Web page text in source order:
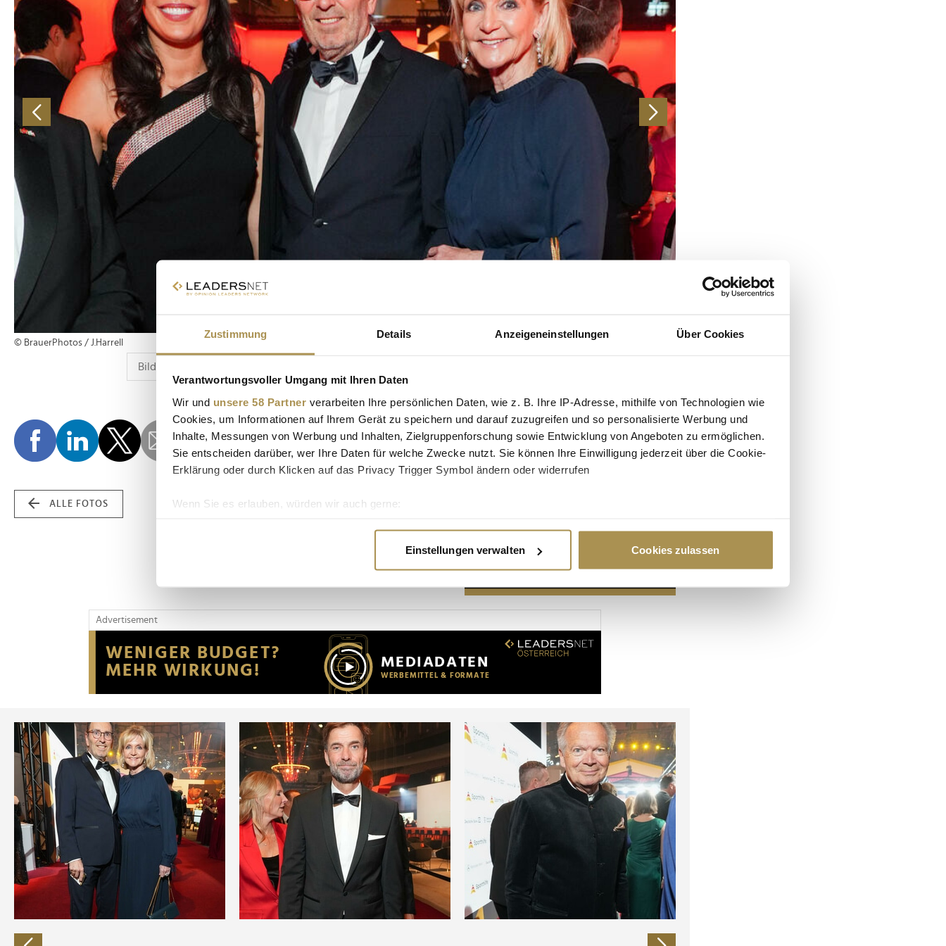
Zustimmung Details Anzeigeneinstellungen Über Cookies
Verantwortungsvoller Umgang mit Ihren Daten
Wir und unsere 58 Partner verarbeiten Ihre persönlichen Daten, wie z. B. Ihre IP-Adresse, mithilfe von Technologien wie
Cookies, um Informationen auf Ihrem Gerät zu speichern und darauf zuzugreifen und so personalisierte Werbung und
Inhalte, Messungen von Werbung und Inhalten, Zielgruppenforschung sowie Entwicklung von Angeboten zu ermöglichen.
Sie entscheiden darüber, wer Ihre Daten für welche Zwecke nutzt. Sie können Ihre Einwilligung jederzeit über die Cookie-
Erklärung oder durch Klicken auf das Privacy Trigger Symbol ändern oder widerrufen
Wenn Sie es erlauben, würden wir auch gerne:
Erfahren Sie mehr darüber, wie Ihre persönlichen Daten verarbeitet werden, und legen Sie Ihre Präferenzen im
Wir verwenden Cookies, um Inhalte und Anzeigen zu personalisieren, Funktionen für soziale Medien anbieten zu können
Website an unsere Partner für soziale Medien, Werbung und Analysen weiter. Unsere Partner führen diese Informationen
möglicherweise mit weiteren Daten zusammen, die Sie ihnen bereitgestellt haben oder die sie im Rahmen Ihrer Nutzung
der Dienste gesammelt haben.
Einstellungen verwalten Cookies zulassen
© BrauerPhotos / J.Harrell
ALLE FOTOS
Advertisement
Advertisement